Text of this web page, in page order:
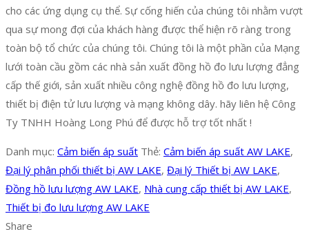
cho các ứng dụng cụ thể. Sự cống hiến của chúng tôi nhằm vượt
qua sự mong đợi của khách hàng được thể hiện rõ ràng trong
toàn bộ tổ chức của chúng tôi. Chúng tôi là một phần của Mạng
lưới toàn cầu gồm các nhà sản xuất đồng hồ đo lưu lượng đẳng
cấp thế giới, sản xuất nhiều công nghệ đồng hồ đo lưu lượng,
thiết bị điện tử lưu lượng và mạng không dây. hãy liên hệ Công
Ty TNHH Hoàng Long Phú để được hỗ trợ tốt nhất !
Danh mục: Cảm biến áp suất Thẻ: Cảm biến áp suất AW LAKE,
Đại lý phân phối thiết bị AW LAKE, Đại lý Thiết bị AW LAKE,
Đồng hồ lưu lượng AW LAKE, Nhà cung cấp thiết bị AW LAKE,
Thiết bị đo lưu lượng AW LAKE
Share